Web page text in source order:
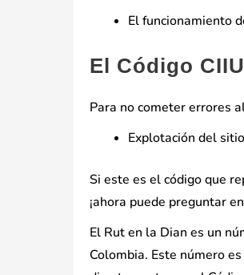
El funcionamiento
El Código
Para no cometer errores
Explotación del
Si este es el código que
¡ahora puede preguntar
El Rut en la Dian es un
Colombia. Este número